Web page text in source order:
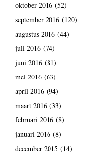
oktober 2016(52)
september 2016(120)
augustus 2016(44)
juli 2016(74)
juni 2016(81)
mei 2016(63)
april 2016(94)
maart 2016(33)
februari 2016(8)
januari 2016(8)
december 2015 (14)